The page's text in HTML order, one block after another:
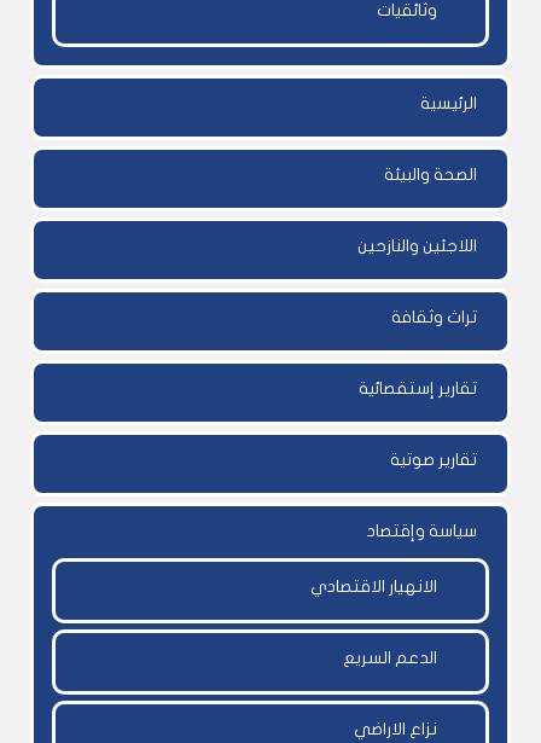
وثائقيات
الرئيسية
الصحة والبيئة
اللاجئين والنازحين
تراث وثقافة
تقارير إستقصائية
تقارير صوتية
سياسة وإقتصاد
الانهيار الاقتصادي
الدعم السريع
نزاع الاراضي